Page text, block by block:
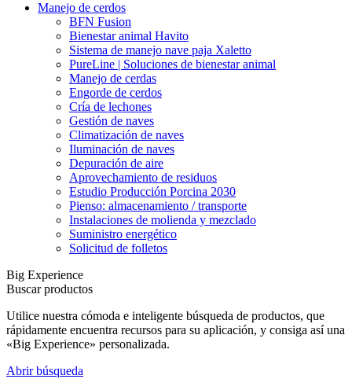
Manejo de cerdos
BFN Fusion
Bienestar animal Havito
Sistema de manejo nave paja Xaletto
PureLine | Soluciones de bienestar animal
Manejo de cerdas
Engorde de cerdos
Cría de lechones
Gestión de naves
Climatización de naves
Iluminación de naves
Depuración de aire
Aprovechamiento de residuos
Estudio Producción Porcina 2030
Pienso: almacenamiento / transporte
Instalaciones de molienda y mezclado
Suministro energético
Solicitud de folletos
Big Experience
Buscar productos
Utilice nuestra cómoda e inteligente búsqueda de productos, que
rápidamente encuentra recursos para su aplicación, y consiga así una
«Big Experience» personalizada.
Abrir búsqueda